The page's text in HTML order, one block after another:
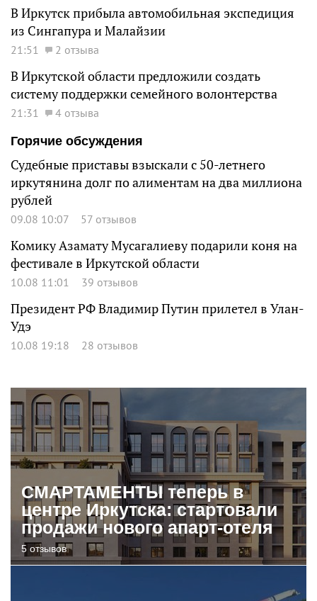
В Иркутск прибыла автомобильная экспедиция
из Сингапура и Малайзии
21:51 2 отзыва
В Иркутской области предложили создать
систему поддержки семейного волонтерства
21:31
4 отзыва
Горячие обсуждения
Судебные приставы взыскали с 50-летнего
иркутянина долг по алиментам на два миллиона
рублей
09.08 10:07 57 отзывов
Комику Азамату Мусагалиеву подарили коня на
фестивале в Иркутской области
10.08 11:01 39 отзывов
Президент РФ Владимир Путин прилетел в Улан-
Удэ
10.08 19:18 28 отзывов
СМАРТАМЕНТЫ теперь в
центре Иркутска: стартовали
продажи нового апарт-отеля
5 отзывов